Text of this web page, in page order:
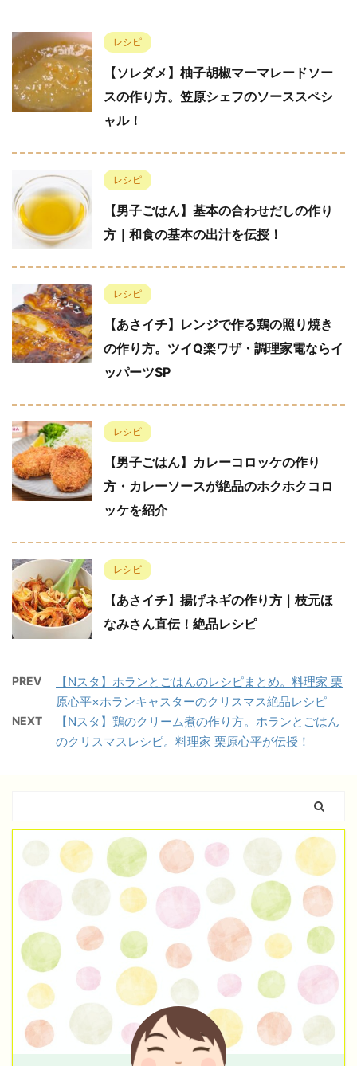
レシピ
【ソレダメ】柚子胡椒マーマレードソー
スの作り方。笠原シェフのソーススペシ
ャル！
レシピ
【男子ごはん】基本の合わせだしの作り
方｜和食の基本の出汁を伝授！
レシピ
【あさイチ】レンジで作る鶏の照り焼き
の作り方。ツイQ楽ワザ・調理家電ならイ
ッパーツSP
レシピ
【男子ごはん】カレーコロッケの作り
方・カレーソースが絶品のホクホクコロ
ッケを紹介
レシピ
【あさイチ】揚げネギの作り方｜枝元ほ
なみさん直伝！絶品レシピ
PREV
【Nスタ】ホランとごはんのレシピまとめ。料理家 栗
原心平×ホランキャスターのクリスマス絶品レシピ
NEXT
【Nスタ】鶏のクリーム煮の作り方。ホランとごはん
のクリスマスレシピ。料理家 栗原心平が伝授！